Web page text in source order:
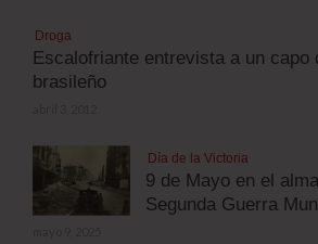
Droga
Escalofriante entrevista a un capo
brasileño
Día de la Victoria
9 de Mayo en el
Segunda Guerra